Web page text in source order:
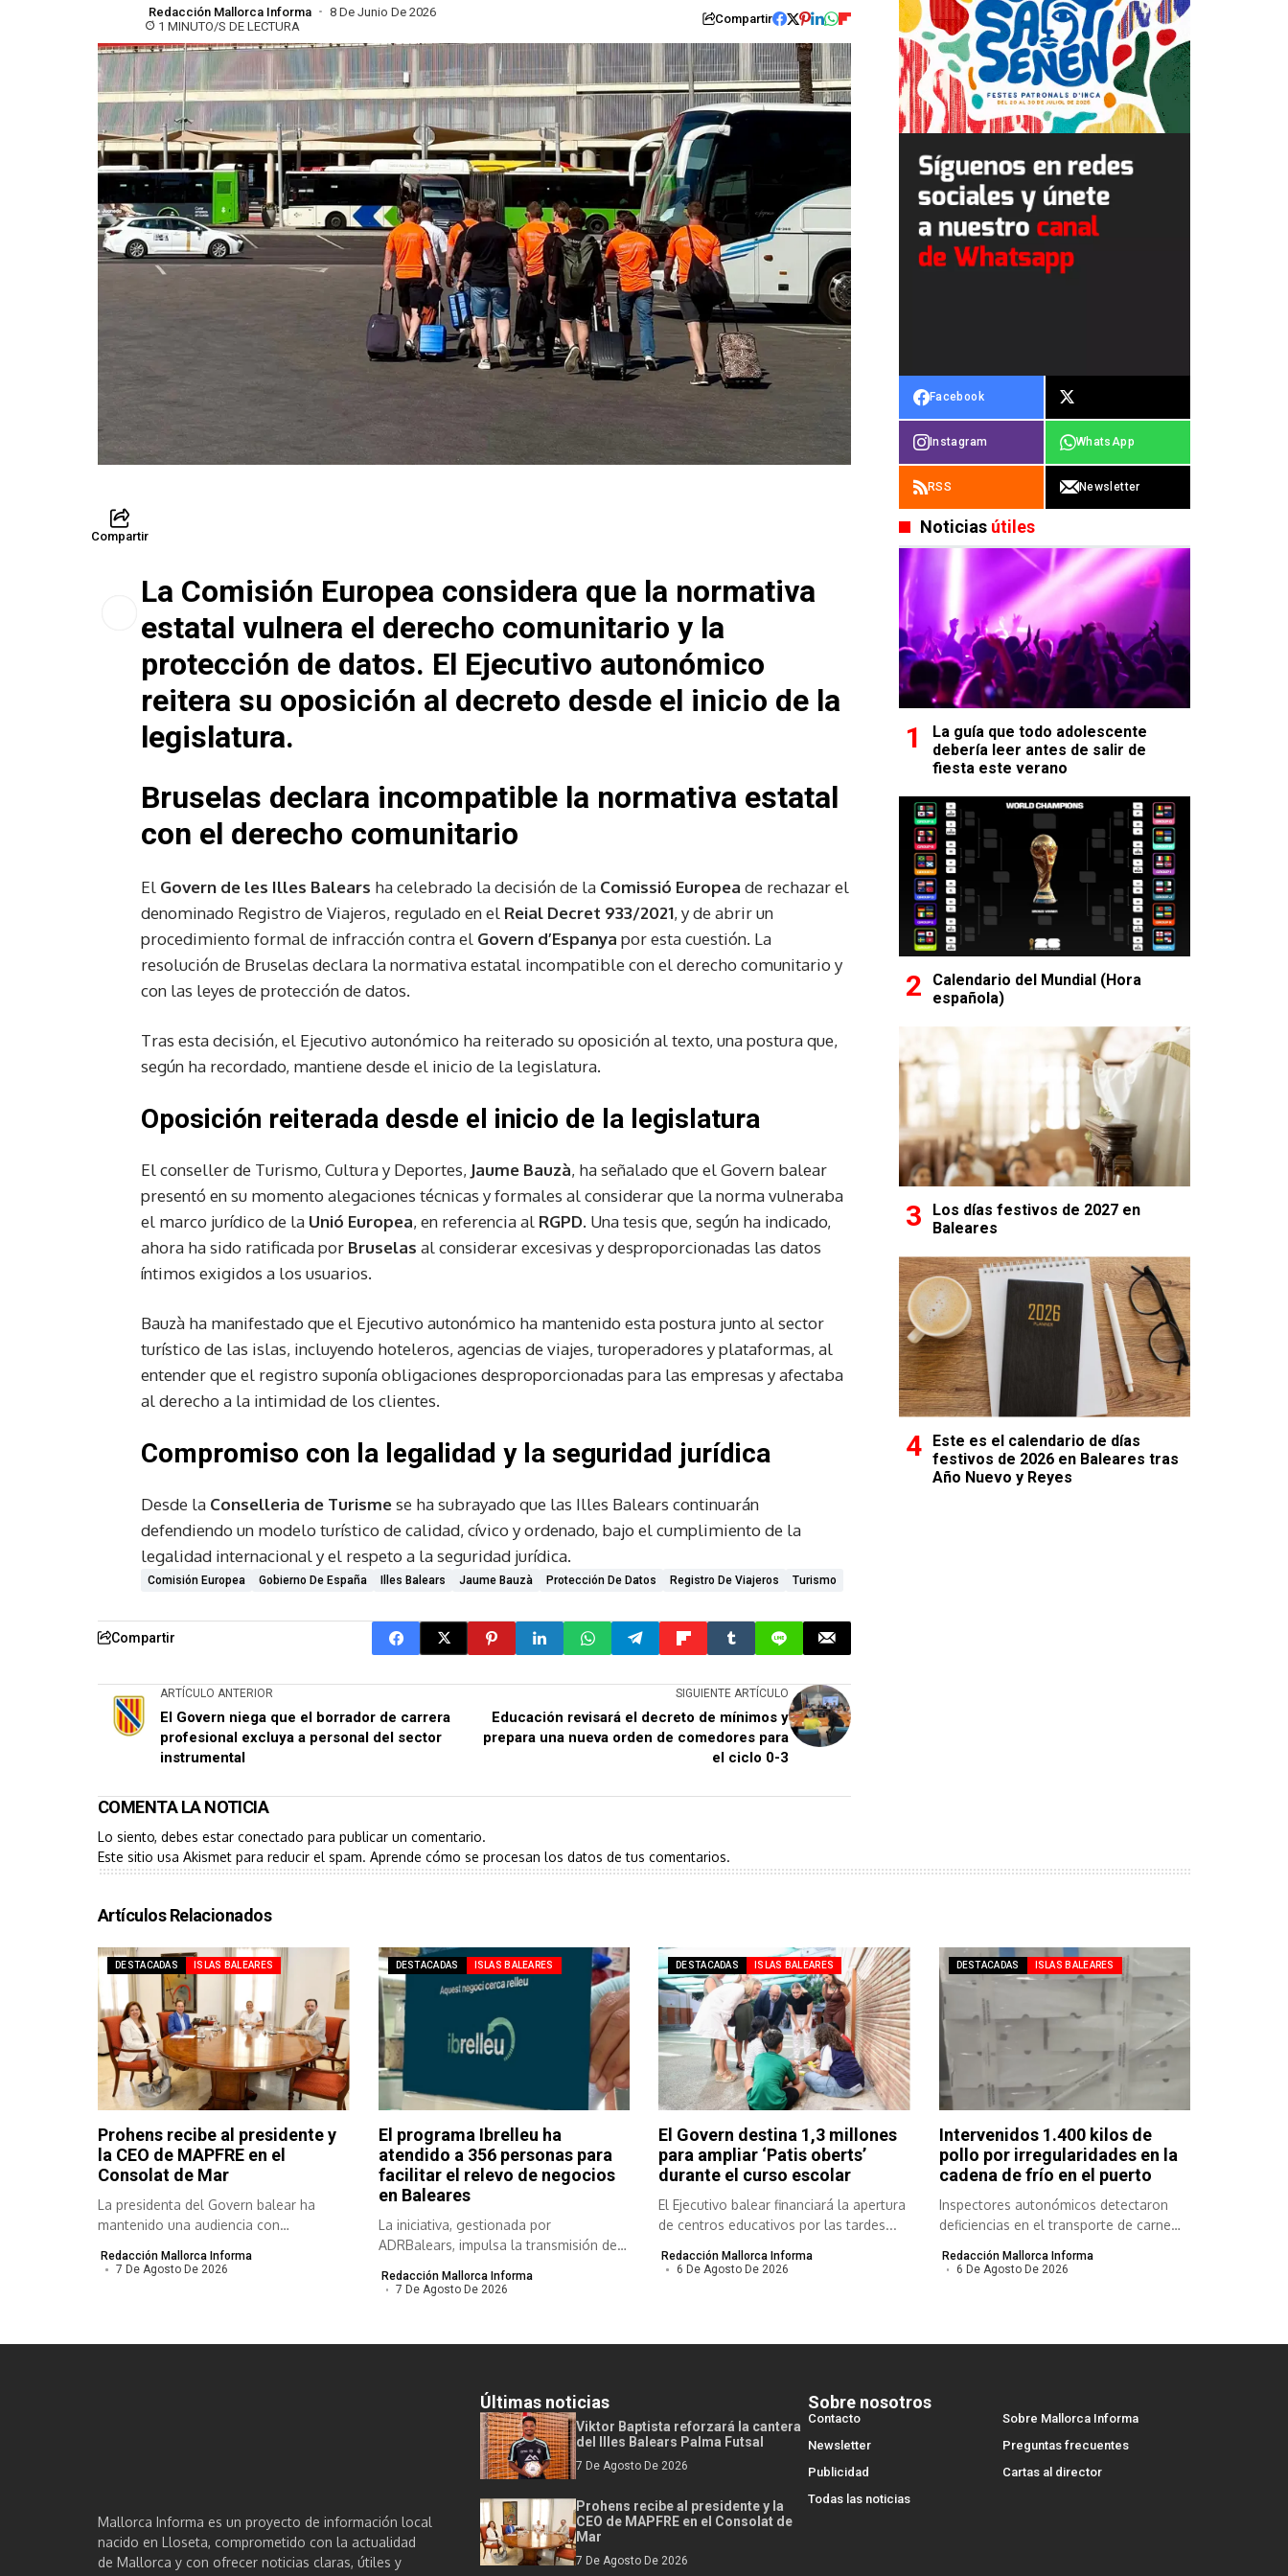
Redacción Mallorca Informa
8 De Junio De 2026
1 MINUTO/S DE LECTURA
Compartir
Compartir
La Comisión Europea considera que la normativa
estatal vulnera el derecho comunitario y la
protección de datos. El Ejecutivo autonómico
reitera su oposición al decreto desde el inicio de la
legislatura.
Bruselas declara incompatible la normativa estatal
con el derecho comunitario
El Govern de les Illes Balears ha celebrado la decisión de la Comissió Europea de rechazar el
denominado Registro de Viajeros, regulado en el Reial Decret 933/2021, y de abrir un
procedimiento formal de infracción contra el Govern d’Espanya por esta cuestión. La
resolución de Bruselas declara la normativa estatal incompatible con el derecho comunitario y
con las leyes de protección de datos.
Tras esta decisión, el Ejecutivo autonómico ha reiterado su oposición al texto, una postura que,
según ha recordado, mantiene desde el inicio de la legislatura.
Oposición reiterada desde el inicio de la legislatura
El conseller de Turismo, Cultura y Deportes, Jaume Bauzà, ha señalado que el Govern balear
presentó en su momento alegaciones técnicas y formales al considerar que la norma vulneraba
el marco jurídico de la Unió Europea, en referencia al RGPD. Una tesis que, según ha indicado,
ahora ha sido ratificada por Bruselas al considerar excesivas y desproporcionadas las datos
íntimos exigidos a los usuarios.
Bauzà ha manifestado que el Ejecutivo autonómico ha mantenido esta postura junto al sector
turístico de las islas, incluyendo hoteleros, agencias de viajes, turoperadores y plataformas, al
entender que el registro suponía obligaciones desproporcionadas para las empresas y afectaba
al derecho a la intimidad de los clientes.
Compromiso con la legalidad y la seguridad jurídica
Desde la Conselleria de Turismese ha subrayado que las Illes Balears continuarán
defendiendo un modelo turístico de calidad, cívico y ordenado, bajo el cumplimiento de la
legalidad internacional y el respeto a la seguridad jurídica.
Comisión Europea Gobierno De España Illes Balears Jaume Bauzà Protección De Datos Registro De Viajeros Turismo
Compartir
ARTÍCULO ANTERIOR
El Govern niega que el borrador de carrera
profesional excluya a personal del sector
instrumental
SIGUIENTE ARTÍCULO
Educación revisará el decreto de mínimos y
prepara una nueva orden de comedores para
el ciclo 0-3
COMENTA LA NOTICIA
Lo siento, debes estar conectado para publicar un comentario.
Este sitio usa Akismet para reducir el spam. Aprende cómo se procesan los datos de tus comentarios.
Facebook
Instagram WhatsApp
RSS Newsletter
Noticias útiles
La guía que todo adolescente
debería leer antes de salir de
fiesta este verano
Calendario del Mundial (Hora
española)
Los días festivos de 2027 en
Baleares
Este es el calendario de días
festivos de 2026 en Baleares tras
Año Nuevo y Reyes
Artículos Relacionados
DESTACADAS ISLAS BALEARES
Prohens recibe al presidente y
la CEO de MAPFRE en el
Consolat de Mar
La presidenta del Govern balear ha
mantenido una audiencia con
Redacción Mallorca Informa
7 De Agosto De 2026
DESTACADAS ISLAS BALEARES
El programa Ibrelleu ha
atendido a 356 personas para
facilitar el relevo de negocios
en Baleares
La iniciativa, gestionada por
ADRBalears, impulsa la transmisión de
Redacción Mallorca Informa
7 De Agosto De 2026
DESTACADAS ISLAS BALEARES
El Govern destina 1,3 millones
para ampliar ‘Patis oberts’
durante el curso escolar
El Ejecutivo balear financiará la apertura
de centros educativos por las tardes...
Redacción Mallorca Informa
6 De Agosto De 2026
DESTACADAS ISLAS BALEARES
Intervenidos 1.400 kilos de
pollo por irregularidades en la
cadena de frío en el puerto
Inspectores autonómicos detectaron
deficiencias en el transporte de carne
Redacción Mallorca Informa
6 De Agosto De 2026
Mallorca Informa es un proyecto de información local
nacido en Lloseta, comprometido con la actualidad
de Mallorca y con ofrecer noticias claras, útiles y
Últimas noticias
Viktor Baptista reforzará la cantera
del Illes Balears Palma Futsal
7 De Agosto De 2026
Prohens recibe al presidente y la
CEO de MAPFRE en el Consolat de
Mar
7 De Agosto De 2026
Sobre nosotros
Contacto
Sobre Mallorca Informa
Newsletter
Preguntas frecuentes
Publicidad
Cartas al director
Todas las noticias